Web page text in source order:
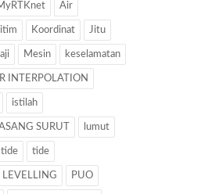
Air
Koordinat Jitu
Mesin keselamatan
INTERPOLATION
istilah
SURUT lumut
tide tide
LEVELLING PUO